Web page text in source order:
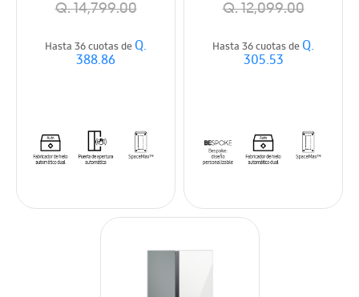
Q. 14,799.00
Hasta 36 cuotas deQ.
388.86
Q. 12,099.00
Hasta 36 cuotas deQ.
305.53